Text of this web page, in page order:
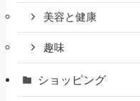
美容と健康
趣味
ショッピング